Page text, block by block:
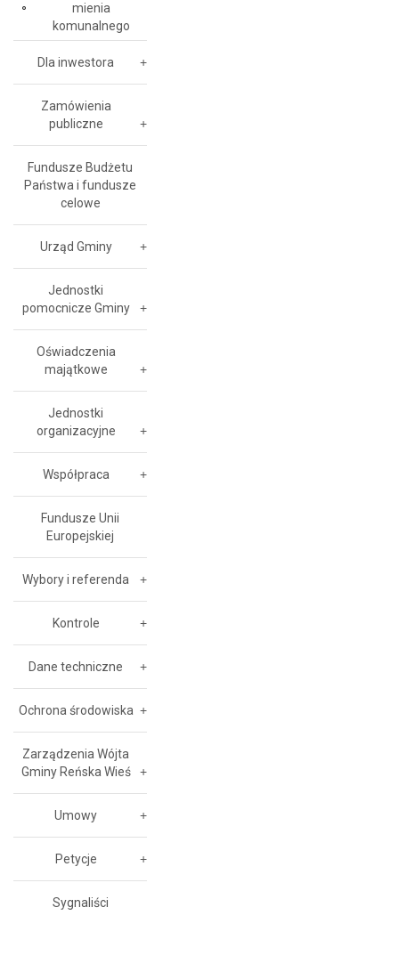
mienia
komunalnego
Dla inwestora
Zamówienia
publiczne
Fundusze Budżetu
Państwa i fundusze
celowe
Urząd Gminy
Jednostki
pomocnicze Gminy
Oświadczenia
majątkowe
Jednostki
organizacyjne
Współpraca
Fundusze Unii
Europejskiej
Wybory i referenda
Kontrole
Dane techniczne
Ochrona środowiska
Zarządzenia Wójta
Gminy Reńska Wieś
Umowy
Petycje
Sygnaliści